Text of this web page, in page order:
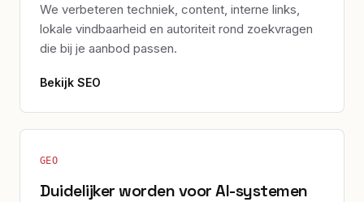
We verbeteren techniek, content, interne links,
lokale vindbaarheid en autoriteit rond zoekvragen
die bij je aanbod passen.
Bekijk SEO
GEO
Duidelijker worden voor AI-systemen